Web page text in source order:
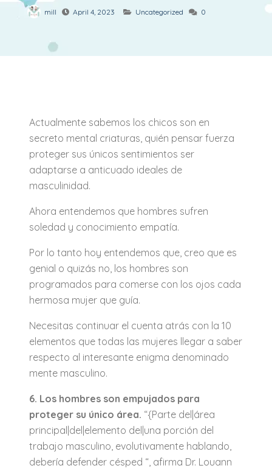
mill April 4, 2023 Uncategorized 0
Actualmente sabemos los chicos son en
secreto mental criaturas, quién pensar fuerza
proteger sus únicos sentimientos ser
adaptarse a anticuado ideales de
masculinidad.
Ahora entendemos que hombres sufren
soledad y conocimiento empatía.
Por lo tanto hoy entendemos que, creo que es
genial o quizás no, los hombres son
programados para comerse con los ojos cada
hermosa mujer que guía.
Necesitas continuar el cuenta atrás con la 10
elementos que todas las mujeres llegar a saber
respecto al interesante enigma denominado
mente masculino.
6. Los hombres son empujados para
proteger su único área. “{Parte del|área
principal|del|elemento del|una porción del
trabajo masculino, evolutivamente hablando,
debería defender césped “, afirma Dr. Louann